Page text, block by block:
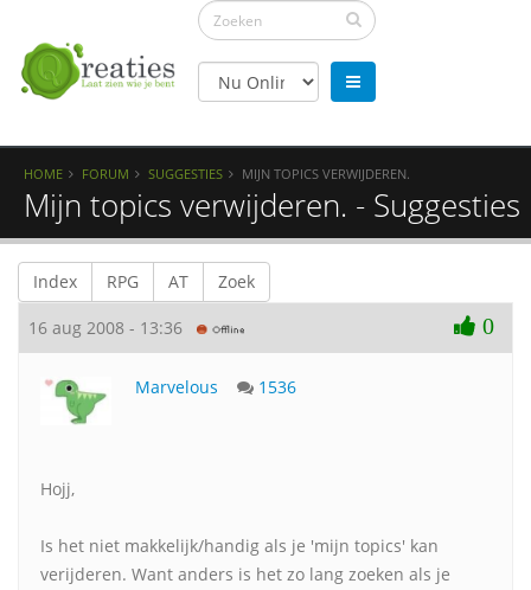
HOME FORUM SUGGESTIES MIJN TOPICS VERWIJDEREN.
Mijn topics verwijderen. - Suggesties
Index RPG AT Zoek
16 aug 2008 - 13:36 0
Marvelous 1536
Hojj,
Is het niet makkelijk/handig als je 'mijn topics' kan
verijderen. Want anders is het zo lang zoeken als je